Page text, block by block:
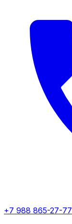
+7 988 865-27-77